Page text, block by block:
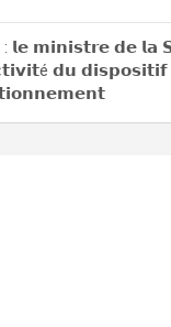
𝗹𝗲 𝗺𝗶𝗻𝗶𝘀𝘁𝗿𝗲 𝗱𝗲 𝗹𝗮
𝗱𝘂